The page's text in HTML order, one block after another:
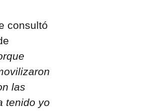
consultó
las
tenido yo